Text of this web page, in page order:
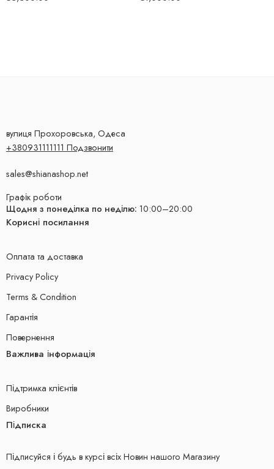
вулиця Прохоровська, Одеса
+380931111111 Подзвонити
sales@shianashop.net
Графік роботи
Щодня з понеділка по неділю: 10:00–20:00
Корисні посилання
Оплата та доставка
Privacy Policy
Terms & Condition
Гарантія
Повернення
Важлива інформація
Підтримка клієнтів
Виробники
Підписка
Підписуйся і будь в курсі всіх Новин нашого Магазину